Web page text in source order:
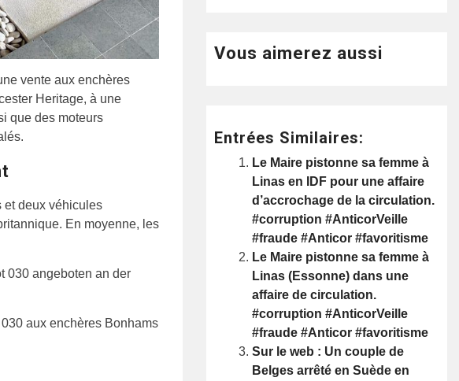
vente aux enchères
Heritage, à une
que des moteurs
et deux véhicules
En moyenne, les
aux enchères Bonhams
Vous aimerez aussi
Entrées Similaires:
Le Maire pistonne sa femme à
Linas en IDF pour une affaire
d’accrochage de la circulation.
#corruption #AnticorVeille
#fraude #Anticor #favoritisme
Le Maire pistonne sa femme à
Linas (Essonne) dans une
affaire de circulation.
#corruption #AnticorVeille
#fraude #Anticor #favoritisme
Sur le web : Un couple de
Belges arrêté en Suède en